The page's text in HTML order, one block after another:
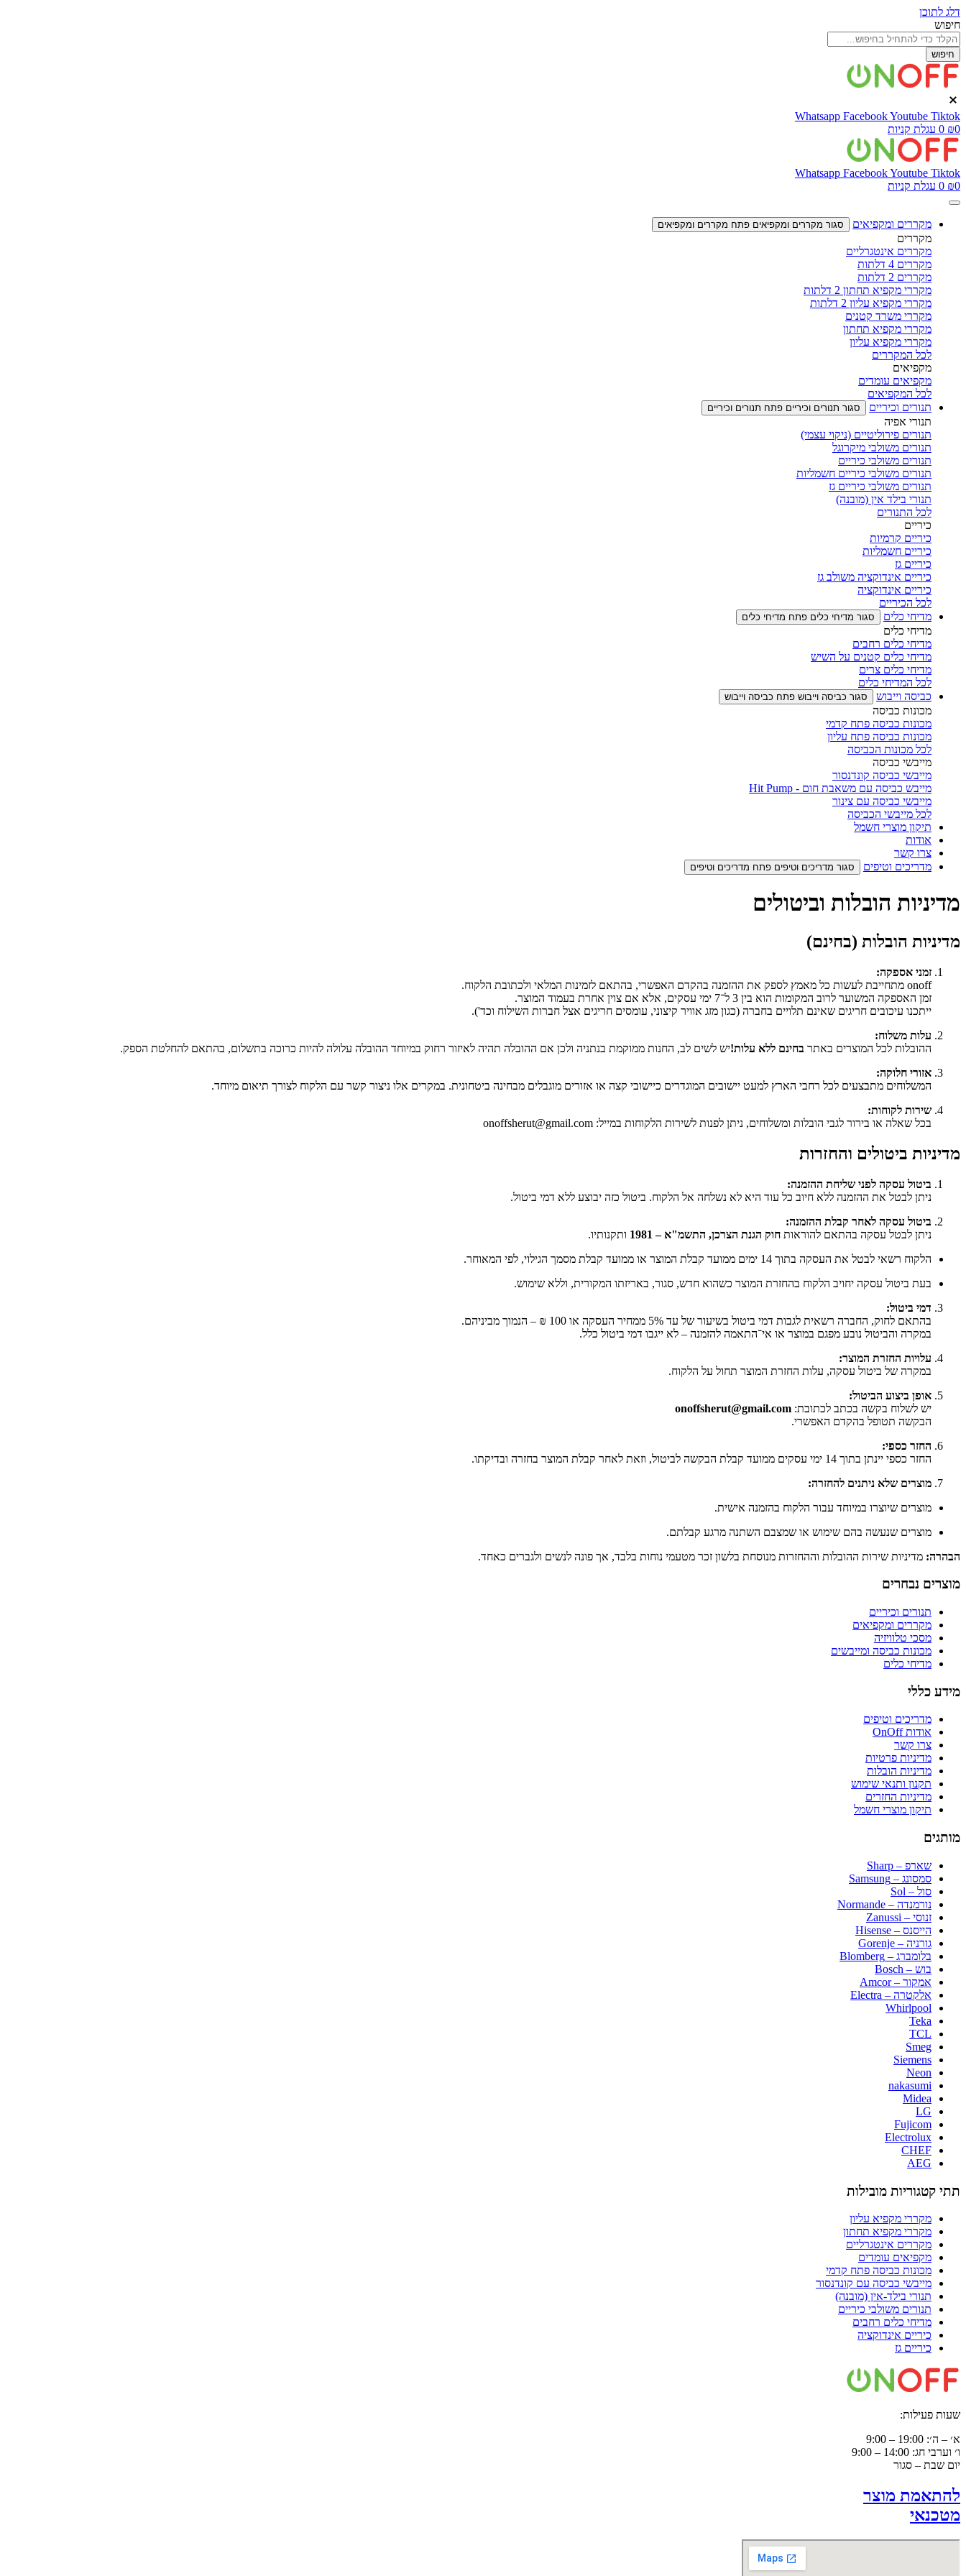
דלג לתוכן
חיפוש
חיפוש
Whatsapp FacebookYoutube Tiktok
₪0
0 עגלת קניות
Whatsapp FacebookYoutube Tiktok
₪0
0 עגלת קניות
מקררים ומקפיאים סגור מקררים ומקפיאים פתח מקררים ומקפיאים
מקררים
מקררים אינטגרליים
מקררים 4 דלתות
מקררים 2 דלתות
מקררי מקפיא תחתון 2 דלתות
מקררי מקפיא עליון 2 דלתות
מקררי משרד קטנים
מקררי מקפיא תחתון
מקררי מקפיא עליון
לכל המקררים
מקפיאים
מקפיאים עומדים
לכל המקפיאים
תנורים וכיריים
סגור תנורים וכיריים פתח תנורים וכיריים
תנורי אפיה
תנורים פירוליטיים (ניקוי עצמי)
תנורים משולבי מיקרוגל
תנורים משולבי כיריים
תנורים משולבי כיריים חשמליות
תנורים משולבי כיריים גז
תנורי בילד אין (מובנה)
לכל התנורים
כיריים
כיריים קרמיות
כיריים חשמליות
כיריים גז
כיריים אינדוקציה משולב גז
כיריים אינדוקציה
לכל הכיריים
מדיחי כלים
סגור מדיחי כלים פתח מדיחי כלים
מדיחי כלים
מדיחי כלים רחבים
מדיחי כלים קטנים על השיש
מדיחי כלים צרים
לכל המדיחי כלים
כביסה וייבוש
סגור כביסה וייבוש פתח כביסה וייבוש
מכונות כביסה
מכונות כביסה פתח קדמי
מכונות כביסה פתח עליון
לכל מכונות הכביסה
מייבשי כביסה
מייבשי כביסה קונדנסור
מייבש כביסה עם משאבת חום - Hit Pump
מייבשי כביסה עם צינור
לכל מייבשי הכביסה
תיקון מוצרי חשמל
אודות
צרו קשר
מדריכים וטיפים
סגור מדריכים וטיפים פתח מדריכים וטיפים
מדיניות הובלות וביטולים
מדיניות הובלות (בחינם)
זמני אספקה:
onoff מתחייבת לעשות כל מאמץ לספק את ההזמנה בהקדם האפשרי, בהתאם לזמינות המלאי ולכתובת הלקוח.
זמן האספקה המשוער לרוב המקומות הוא בין 3 ל־7 ימי עסקים, אלא אם צוין אחרת בעמוד המוצר.
ייתכנו עיכובים חריגים שאינם תלויים בחברה (כגון מזג אוויר קיצוני, עומסים חריגים אצל חברות השילוח וכד').
עלות משלוח:
ההובלות לכל המוצרים באתר בחינם ללא עלות!יש לשים לב, החנות ממוקמת בנתניה ולכן אם ההובלה תהיה לאיזור רחוק במיוחד ההובלה עלולה להיות כרוכה בתשלום, בהתאם להחלטת הספק.
אזורי חלוקה:
המשלוחים מתבצעים לכל רחבי הארץ למעט יישובים המוגדרים כיישובי קצה או אזורים מוגבלים מבחינה ביטחונית. במקרים אלו ניצור קשר עם הלקוח לצורך תיאום מיוחד.
שירות לקוחות:
בכל שאלה או בירור לגבי הובלות ומשלוחים, ניתן לפנות לשירות הלקוחות במייל: onoffsherut@gmail.com
מדיניות ביטולים והחזרות
ביטול עסקה לפני שליחת ההזמנה:
ניתן לבטל את ההזמנה ללא חיוב כל עוד היא לא נשלחה אל הלקוח. ביטול כזה יבוצע ללא דמי ביטול.
ביטול עסקה לאחר קבלת ההזמנה:
ניתן לבטל עסקה בהתאם להוראות חוק הגנת הצרכן, התשמ"א – 1981
ותקנותיו.
הלקוח רשאי לבטל את העסקה בתוך 14 ימים ממועד קבלת המוצר או ממועד קבלת מסמך הגילוי, לפי המאוחר.
בעת ביטול עסקה יחויב הלקוח בהחזרת המוצר כשהוא חדש, סגור, באריזתו המקורית, וללא שימוש.
דמי ביטול:
בהתאם לחוק, החברה רשאית לגבות דמי ביטול בשיעור של עד 5% ממחיר העסקה או 100 ₪ – הנמוך מביניהם.
במקרה והביטול נובע מפגם במוצר או אי־התאמה להזמנה – לא ייגבו דמי ביטול כלל.
עלויות החזרת המוצר:
במקרה של ביטול עסקה, עלות החזרת המוצר תחול על הלקוח.
אופן ביצוע הביטול:
יש לשלוח בקשה בכתב לכתובת: onoffsherut@gmail.com
הבקשה תטופל בהקדם האפשרי.
החזר כספי:
החזר כספי יינתן בתוך 14 ימי עסקים ממועד קבלת הבקשה לביטול, וזאת לאחר קבלת המוצר בחזרה ובדיקתו.
מוצרים שלא ניתנים להחזרה:
מוצרים שיוצרו במיוחד עבור הלקוח בהזמנה אישית.
מוצרים שנעשה בהם שימוש או שמצבם השתנה מרגע קבלתם.
הבהרה: מדיניות שירות ההובלות וההחזרות מנוסחת בלשון זכר מטעמי נוחות בלבד, אך פונה לנשים ולגברים כאחד.
מוצרים נבחרים
תנורים וכיריים
מקררים ומקפיאים
מסכי טלוויזיה
מכונות כביסה ומייבשים
מדיחי כלים
מידע כללי
מדריכים וטיפים
אודות OnOff
צרו קשר
מדיניות פרטיות
מדיניות הובלות
תקנון ותנאי שימוש
מדיניות החזרים
תיקון מוצרי חשמל
מותגים
שארפ – Sharp
סמסונג – Samsung
סול – Sol
נורמנדה – Normande
זנוסי – Zanussi
הייסנס – Hisense
גורניה – Gorenje
בלומברג – Blomberg
בוש – Bosch
אמקור – Amcor
אלקטרה – Electra
Whirlpool
Teka
TCL
Smeg
Siemens
Neon
nakasumi
Midea
LG
Fujicom
Electrolux
CHEF
AEG
תתי קטגוריות מובילות
מקררי מקפיא עליון​
מקררי מקפיא תחתון​
מקררים אינטגרליים
מקפיאים עומדים
מכונות כביסה פתח קדמי
מייבשי כביסה עם קונדנסור
תנורי בילד-אין (מובנה)
תנורים משולבי כיריים
מדיחי כלים רחבים
כיריים אינדוקציה
כיריים גז
שעות פעילות:
א׳ – ה׳: 19:00 – 9:00
ו׳ וערבי חג: 14:00 – 9:00
יום שבת – סגור
להתאמת מוצר
מטכנאי